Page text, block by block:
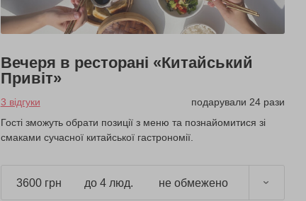
Вечеря в ресторані «Китайський
Привіт»
3 відгуки
подарували 24 рази
Гості зможуть обрати позиції з меню та познайомитися зі
смаками сучасної китайської гастрономії.
3600 грн до 4 люд. не обмежено